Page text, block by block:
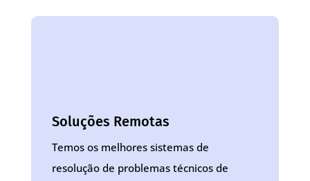
Soluções Remotas
Temos os melhores sistemas de
resolução de problemas técnicos de